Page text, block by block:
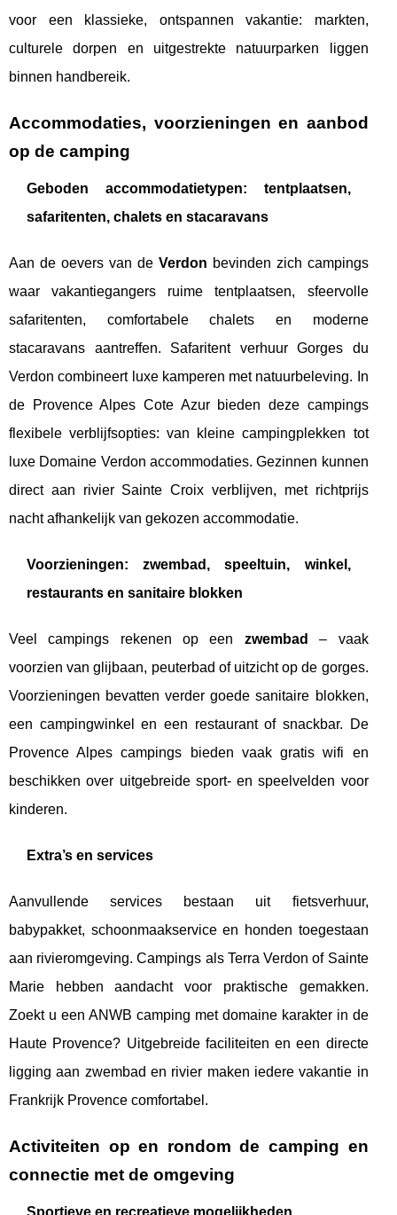
voor een klassieke, ontspannen vakantie: markten,
culturele dorpen en uitgestrekte natuurparken liggen
binnen handbereik.
Accommodaties, voorzieningen en aanbod
op de camping
Geboden accommodatietypen: tentplaatsen,
safaritenten, chalets en stacaravans
Aan de oevers van de Verdon bevinden zich campings
waar vakantiegangers ruime tentplaatsen, sfeervolle
safaritenten, comfortabele chalets en moderne
stacaravans aantreffen. Safaritent verhuur Gorges du
Verdon combineert luxe kamperen met natuurbeleving. In
de Provence Alpes Cote Azur bieden deze campings
flexibele verblijfsopties: van kleine campingplekken tot
luxe Domaine Verdon accommodaties. Gezinnen kunnen
direct aan rivier Sainte Croix verblijven, met richtprijs
nacht afhankelijk van gekozen accommodatie.
Voorzieningen: zwembad, speeltuin, winkel,
restaurants en sanitaire blokken
Veel campings rekenen op een zwembad
– vaak
voorzien van glijbaan, peuterbad of uitzicht op de gorges.
Voorzieningen bevatten verder goede sanitaire blokken,
een campingwinkel en een restaurant of snackbar. De
Provence Alpes campings bieden vaak gratis wifi en
beschikken over uitgebreide sport- en speelvelden voor
kinderen.
Extra’s en services
Aanvullende services bestaan uit fietsverhuur,
babypakket, schoonmaakservice en honden toegestaan
aan rivieromgeving. Campings als Terra Verdon of Sainte
Marie hebben aandacht voor praktische gemakken.
Zoekt u een ANWB camping met domaine karakter in de
Haute Provence? Uitgebreide faciliteiten en een directe
ligging aan zwembad en rivier maken iedere vakantie in
Frankrijk Provence comfortabel.
Activiteiten op en rondom de camping en
connectie met de omgeving
Sportieve en recreatieve mogelijkheden